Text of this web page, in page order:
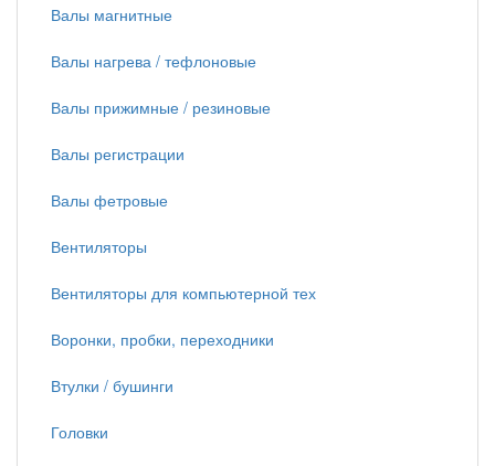
Валы магнитные
Валы нагрева / тефлоновые
Валы прижимные / резиновые
Валы регистрации
Валы фетровые
Вентиляторы
Вентиляторы для компьютерной тех
Воронки, пробки, переходники
Втулки / бушинги
Головки